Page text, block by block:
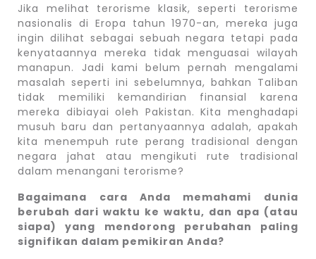
Jika melihat terorisme klasik, seperti terorisme
nasionalis di Eropa tahun 1970-an, mereka juga
ingin dilihat sebagai sebuah negara tetapi pada
kenyataannya mereka tidak menguasai wilayah
manapun. Jadi kami belum pernah mengalami
masalah seperti ini sebelumnya, bahkan Taliban
tidak memiliki kemandirian finansial karena
mereka dibiayai oleh Pakistan. Kita menghadapi
musuh baru dan pertanyaannya adalah, apakah
kita menempuh rute perang tradisional dengan
negara jahat atau mengikuti rute tradisional
dalam menangani terorisme?
Bagaimana cara Anda memahami dunia
berubah dari waktu ke waktu, dan apa (atau
siapa) yang mendorong perubahan paling
signifikan dalam pemikiran Anda?